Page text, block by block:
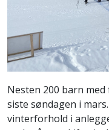
Nesten 200 barn
siste søndagen i
vinterforhold i